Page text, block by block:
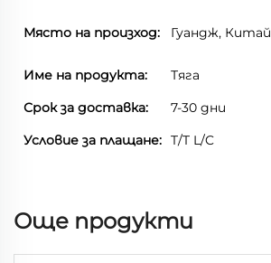
Място на произход: Гуандж, Китай
Име на продукта:
Тяга
Срок за доставка:
7-30 дни
Условие за плащане: T/T L/C
Още продукти